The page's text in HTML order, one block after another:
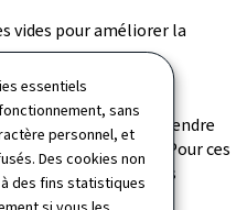
essentiels
sans
personnel, et
Des cookies non
des fins statistiques
vides pour améliorer la
structurés.
des contenus à reprendre
trop conséquente. Pour ces
que présentant des
non-conformités les